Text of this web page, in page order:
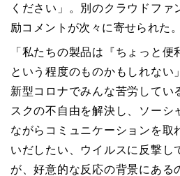
ください」。別のクラウドファ
励コメントが次々に寄せられた。
「私たちの製品は『ちょっと便
という程度のものかもしれない
新型コロナでみんな苦労してい
スクの不自由を解決し、ソーシ
ながらコミュニケーションを取
いだしたい、ウイルスに反撃し
が、好意的な反応の背景にある